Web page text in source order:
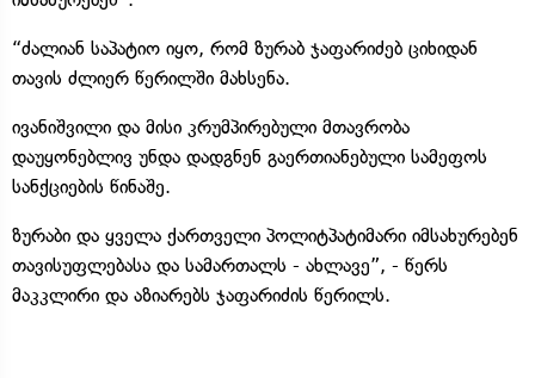
“ძალიან საპატიო იყო, რომ ზურაბ ჯაფარიძებ ციხიდან
თავის ძლიერ წერილში მახსენა.
ივანიშვილი და მისი კრუმპირებული მთავრობა
დაუყონებლივ უნდა დადგნენ გაერთიანებული სამეფოს
სანქციების წინაშე.
ზურაბი და ყველა ქართველი პოლიტპატიმარი იმსახურებენ
თავისუფლებასა და სამართალს - ახლავე”, - წერს
მაკკლირი და აზიარებს ჯაფარიძის წერილს.